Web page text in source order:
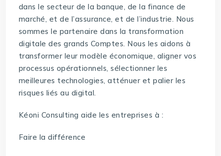
dans le secteur de la banque, de la finance de
marché, et de l’assurance, et de l’industrie. Nous
sommes le partenaire dans la transformation
digitale des grands Comptes. Nous les aidons à
transformer leur modèle économique, aligner vos
processus opérationnels, sélectionner les
meilleures technologies, atténuer et palier les
risques liés au digital.
Kéoni Consulting aide les entreprises à :
Faire la différence